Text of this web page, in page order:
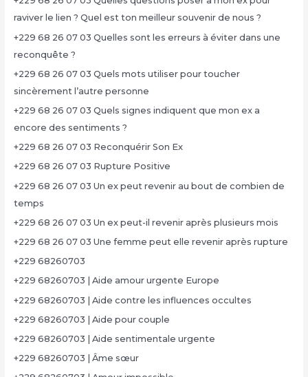
raviver le lien ? Quel est ton meilleur souvenir de nous ?
+229 68 26 07 03 Quelles sont les erreurs à éviter dans une
reconquête ?
+229 68 26 07 03 Quels mots utiliser pour toucher
sincèrement l’autre personne
+229 68 26 07 03 Quels signes indiquent que mon ex a
encore des sentiments ?
+229 68 26 07 03 Reconquérir Son Ex
+229 68 26 07 03 Rupture Positive
+229 68 26 07 03 Un ex peut revenir au bout de combien de
temps
+229 68 26 07 03 Un ex peut-il revenir après plusieurs mois
+229 68 26 07 03 Une femme peut elle revenir après rupture
+229 68260703
+229 68260703 | Aide amour urgente Europe
+229 68260703 | Aide contre les influences occultes
+229 68260703 | Aide pour couple
+229 68260703 | Aide sentimentale urgente
+229 68260703 | Âme sœur